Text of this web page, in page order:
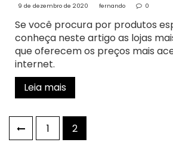
9 de dezembro de 2020 fernando 0
Se você procura por produtos
conheça neste artigo as lojas
que oferecem os preços mais
internet.
Leia mais
Navegação
por
1 2